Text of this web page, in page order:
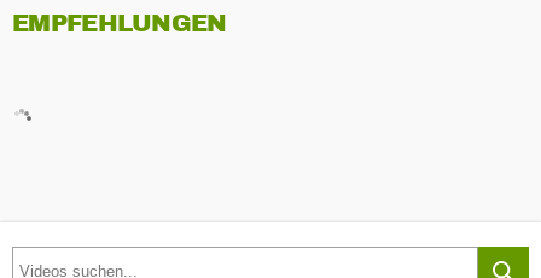
EMPFEHLUNGEN